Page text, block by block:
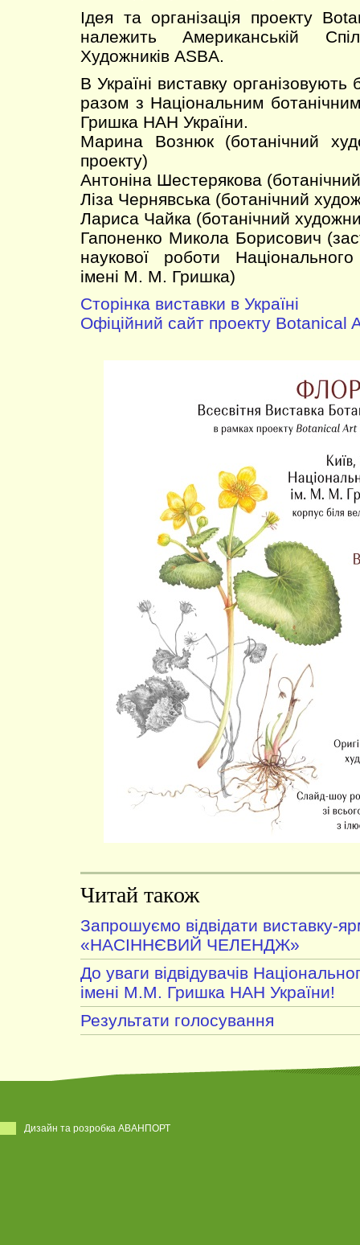
Ідея та організація проекту
належить Американській
Художників ASBA.
В Україні виставку організовують
разом з Національним
Гришка НАН України.
Марина Вознюк (ботанічний
проекту)
Антоніна Шестерякова
Ліза Чернявська (ботанічний
Лариса Чайка (ботанічний
Гапоненко Микола Борисович
наукової роботи
імені М. М. Гришка)
Сторінка виставки в Україні
Офіційний сайт проекту Botanical
Читай також
Запрошуємо відвідати виставку-
«НАСІННЄВИЙ ЧЕЛЕНДЖ»
До уваги відвідувачів
імені М.М. Гришка НАН України!
Результати голосування
Дизайн та розробка АВАНПОРТ